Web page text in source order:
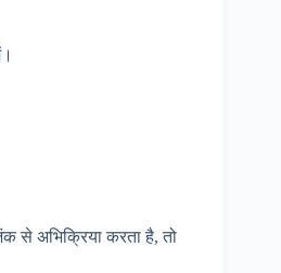
से अभिक्रिया करता है, तो